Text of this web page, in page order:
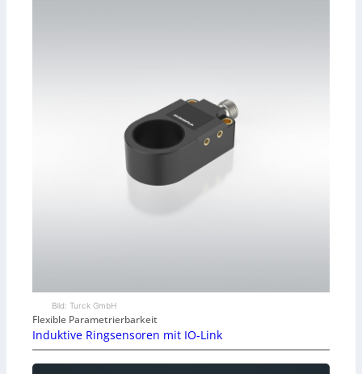
Bild: Turck GmbH
Flexible Parametrierbarkeit
Induktive Ringsensoren mit IO-Link